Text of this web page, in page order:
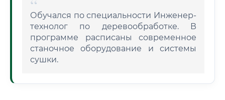
Обучался по специальности Инженер-
технолог по деревообработке. В
программе расписаны современное
станочное оборудование и системы
сушки.